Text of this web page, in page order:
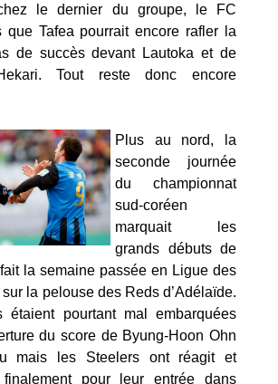
le dernier du groupe, le FC
que Tafea pourrait encore rafler la
de succès devant Lautoka et de
Tout reste donc encore
Plus au nord, la
seconde journée
du championnat
sud-coréen
marquait les
grands débuts de
la semaine passée en Ligue des
la pelouse des Reds d’Adélaïde.
étaient pourtant mal embarquées
du score de Byung-Hoon Ohn
mais les Steelers ont réagit et
finalement pour leur entrée dans